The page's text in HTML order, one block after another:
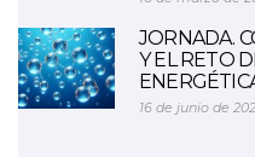
JORNADA.
Y EL RETO
16 de junio de